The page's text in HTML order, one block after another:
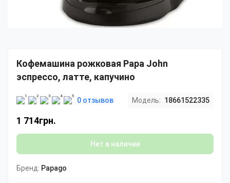
Кофемашина рожковая Papa John
эспрессо, латте, капучино
0 отзывов Модель: 18661522335
1 714грн.
Нет в наличии
Бренд: Papago